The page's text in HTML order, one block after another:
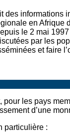
en
le 2 mai
par les
et faire
les pays
d’une
particulière :